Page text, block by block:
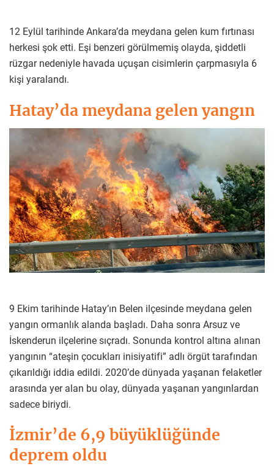
12 Eylül tarihinde Ankara’da meydana gelen kum fırtınası
herkesi şok etti. Eşi benzeri görülmemiş olayda, şiddetli
rüzgar nedeniyle havada uçuşan cisimlerin çarpmasıyla 6
kişi yaralandı.
Hatay’da meydana gelen yangın
9 Ekim tarihinde Hatay’ın Belen ilçesinde meydana gelen
yangın ormanlık alanda başladı. Daha sonra Arsuz ve
İskenderun ilçelerine sıçradı. Sonunda kontrol altına alınan
yangının “ateşin çocukları inisiyatifi” adlı örgüt tarafından
çıkarıldığı iddia edildi. 2020’de dünyada yaşanan felaketler
arasında yer alan bu olay, dünyada yaşanan yangınlardan
sadece biriydi.
İzmir’de 6,9 büyüklüğünde
deprem oldu